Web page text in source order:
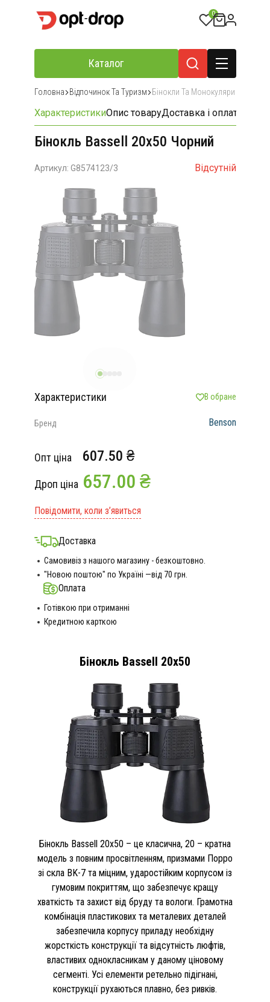
0
Каталог
Головна Відпочинок Та Туризм Бінокли Та Монокуляри
ХарактеристикиОпис товаруДоставка і оплата
Бінокль Bassell 20x50 Чорний
Артикул: G8574123/3 Відсутній
Характеристики В обране
Бренд Benson
Опт ціна 607.50 ₴
Дроп ціна 657.00 ₴
Повідомити, коли з’явиться
Доставка
Самовивіз з нашого магазину - безкоштовно.
"Новою поштою" по Україні —від 70 грн.
Оплата
Готівкою при отриманні
Кредитною карткою
Бінокль Bassell 20x50
Бінокль Bassell 20x50 – це класична, 20 – кратна
модель з повним просвітленням, призмами Порро
зі скла BK-7 та міцним, ударостійким корпусом із
гумовим покриттям, що забезпечує кращу
хваткість та захист від бруду та вологи. Грамотна
комбінація пластикових та металевих деталей
забезпечила корпусу приладу необхідну
жорсткість конструкції та відсутність люфтів,
властивих однокласникам у даному ціновому
сегменті. Усі елементи ретельно підігнані,
конструкції рухаються плавно, без ривків.